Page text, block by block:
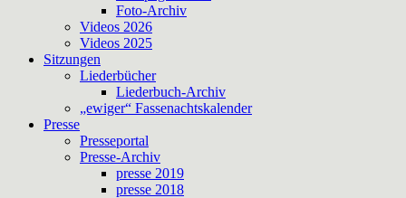
Foto-Archiv
Videos 2026
Videos 2025
Sitzungen
Liederbücher
Liederbuch-Archiv
„ewiger“ Fassenachtskalender
Presse
Presseportal
Presse-Archiv
presse 2019
presse 2018